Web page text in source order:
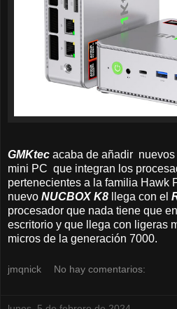
GMKtec acaba de añadir
mini PC que integran los
pertenecientes a la familia Hawk
nuevo NUCBOX K8 llega con el
procesador que nada tiene que
escritorio y que llega con ligeras
micros de la generación 7000.
jmqnick No hay comentarios: